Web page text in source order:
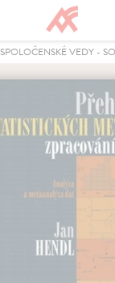
SPOLOČENSKÉ VEDY-